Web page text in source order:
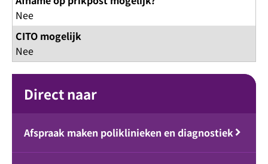
Nee
CITO mogelijk
Nee
Direct naar
Afspraak maken poliklinieken en diagnostiek